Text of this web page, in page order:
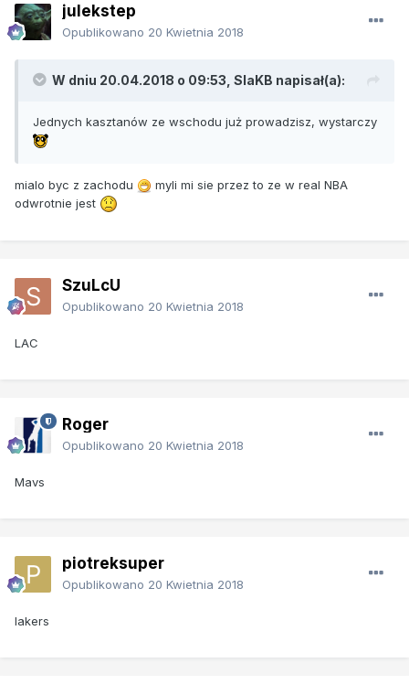
julekstep
Opublikowano 20 Kwietnia 2018
W dniu 20.04.2018 o 09:53, SlaKB napisał(a):
Jednych kasztanów ze wschodu już prowadzisz, wystarczy
mialo byc z zachodu
myli mi sie przez to ze w real NBA
odwrotnie jest
SzuLcU
Opublikowano 20 Kwietnia 2018
LAC
Roger
Opublikowano 20 Kwietnia 2018
Mavs
piotreksuper
Opublikowano 20 Kwietnia 2018
lakers